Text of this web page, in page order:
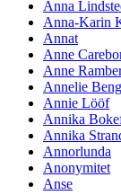
Anna
Anna-Karin
Annat
Anne
Anne
Annelie
Annie Lööf
Annika
Annika
Annorlunda
Anonymitet
Anse